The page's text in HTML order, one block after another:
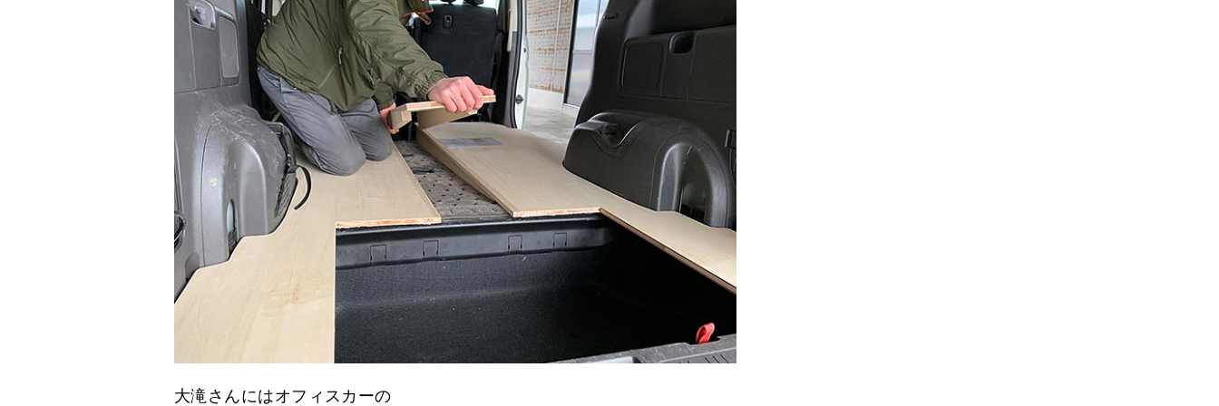
大滝さんにはオフィスカーの